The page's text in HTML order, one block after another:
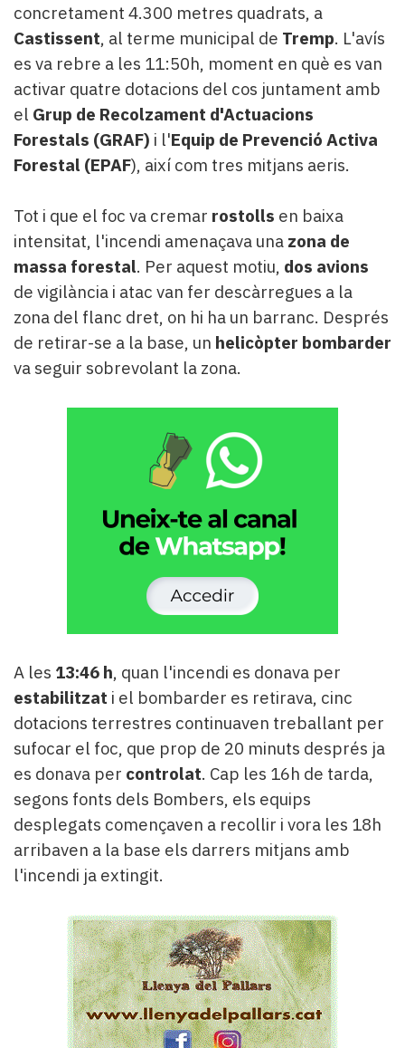
llegit...
Editorial
concretament 4.300 metres quadrats, a
Castissent, al terme municipal de Tremp. L'avís
es va rebre a les 11:50h, moment en què es van
activar quatre dotacions del cos juntament amb
el Grup de Recolzament d'Actuacions
Forestals (GRAF) i l'Equip de Prevenció Activa
Forestal (EPAF), així com tres mitjans aeris.
Tot i que el foc va cremar rostolls en baixa
intensitat, l'incendi amenaçava una zona de
massa forestal. Per aquest motiu, dos avions
de vigilància i atac van fer descàrregues a la
zona del flanc dret, on hi ha un barranc. Després
de retirar-se a la base, un helicòpter bombarder
va seguir sobrevolant la zona.
A les 13:46 h, quan l'incendi es donava per
estabilitzat i el bombarder es retirava, cinc
dotacions terrestres continuaven treballant per
sufocar el foc, que prop de 20 minuts després ja
es donava per controlat. Cap les 16h de tarda,
segons fonts dels Bombers, els equips
desplegats començaven a recollir i vora les 18h
arribaven a la base els darrers mitjans amb
l'incendi ja extingit.